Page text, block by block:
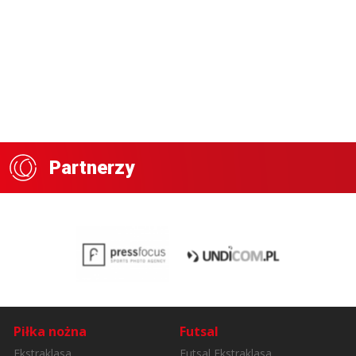
Partnerzy
Piłka nożna Futsal